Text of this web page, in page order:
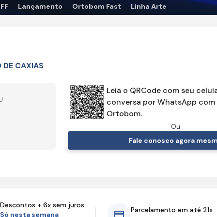
Lançamento Ortobom Fast Linha Arte
CAXIAS
Leia o QRCode com seu
conversa por WhatsApp
Ortobom.
Ou
Fale conosco agora
Descontos + 6x sem juros
Só nesta semana
Parcelamento em até 21x